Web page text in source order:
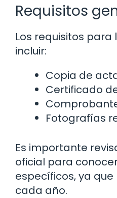
Requisitos
Los requisitos
incluir:
Copia de
Certificado
Fotografías
Es importante
oficial para
específicos, ya
cada año.